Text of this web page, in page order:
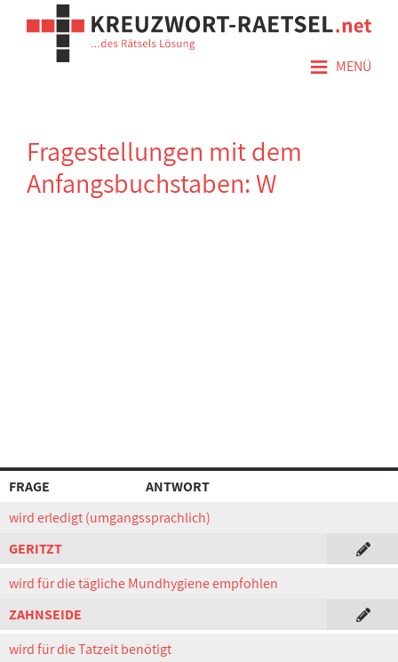
≡ MENÜ
Fragestellungen mit dem
Anfangsbuchstaben: W
FRAGE
ANTWORT
wird erledigt (umgangssprachlich)
GERITZT
wird für die tägliche Mundhygiene empfohlen
ZAHNSEIDE
wird für die Tatzeit benötigt